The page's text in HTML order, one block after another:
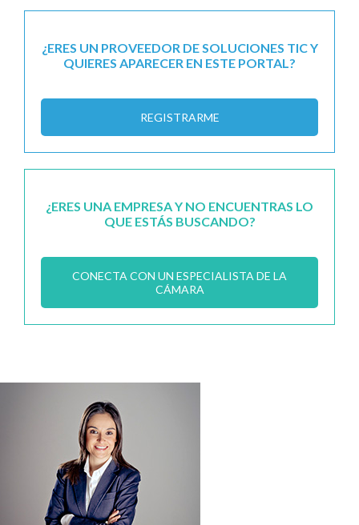
¿ERES UN PROVEEDOR DE SOLUCIONES TIC Y
QUIERES APARECER EN ESTE PORTAL?
REGISTRARME
¿ERES UNA EMPRESA Y NO ENCUENTRAS LO
QUE ESTÁS BUSCANDO?
CONECTA CON UN ESPECIALISTA DE LA
CÁMARA